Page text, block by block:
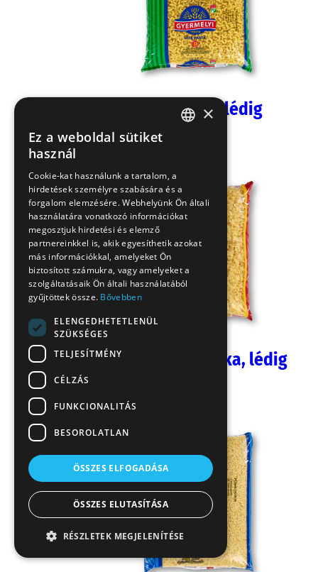
Szarvacska, lédig
Fodros nagykocka, lédig
SK
RO
×
Ez a weboldal sütiket
használ
Cookie-kat használunk a tartalom, a
hirdetések személyre szabására és a
forgalom elemzésére. Webhelyünk Ön általi
használatára vonatkozó információkat
megosztjuk hirdetési és elemző
partnereinkkel is, akik egyesíthetik azokat
más információkkal, amelyeket Ön
biztosított számukra, vagy amelyeket a
szolgáltatásaik Ön általi használatából
gyűjtöttek össze. Bővebben
ELENGEDHETETLENÜL
SZÜKSÉGES
TELJESÍTMÉNY
CÉLZÁS
FUNKCIONALITÁS
BESOROLATLAN
ÖSSZES ELFOGADÁSA
ÖSSZES ELUTASÍTÁSA
RÉSZLETEK MEGJELENÍTÉSE